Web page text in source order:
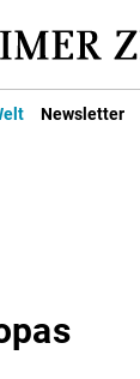
Newsletter